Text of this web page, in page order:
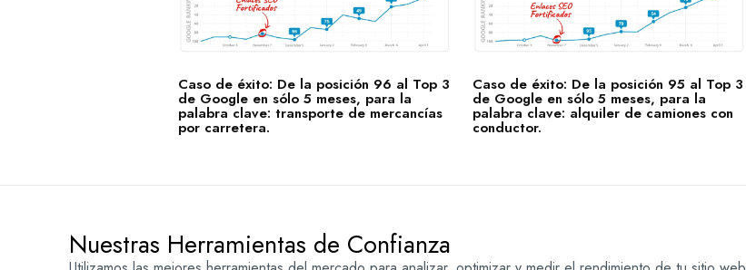
Caso de éxito: De la posición 96 al Top 3
de Google en sólo 5 meses, para la
palabra clave: transporte de mercancías
por carretera.
Caso de éxito: De la posición 95 al Top 3
de Google en sólo 5 meses, para la
palabra clave: alquiler de camiones con
conductor.
Nuestras Herramientas de Confianza